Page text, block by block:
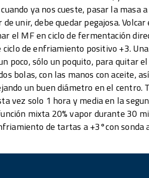
ya nos cueste, pasar la masa
unir, debe quedar pegajosa.
el MF en ciclo de fermentación
ciclo de enfriamiento positivo +3.
poco, sólo un poquito, para quitar
bolas, con las manos con aceite,
un buen diámetro en el centro.
vez solo 1 hora y media en la
mixta 20% vapor durante 30
de tartas a +3°con sonda